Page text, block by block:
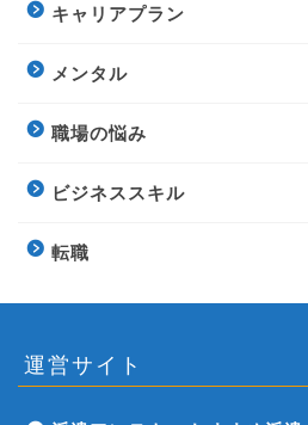
キャリアプラン
メンタル
職場の悩み
ビジネススキル
転職
運営サイト